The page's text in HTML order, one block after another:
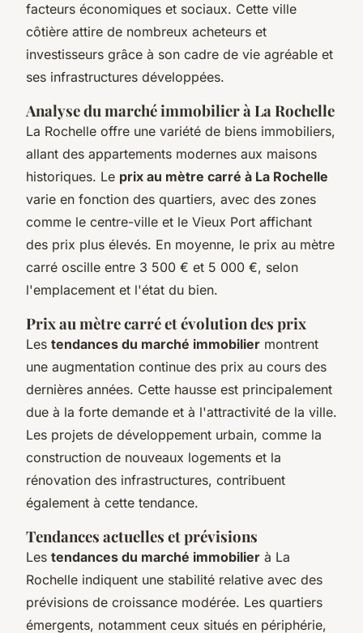
facteurs économiques et sociaux. Cette ville
côtière attire de nombreux acheteurs et
investisseurs grâce à son cadre de vie agréable et
ses infrastructures développées.
Analyse du marché immobilier à La Rochelle
La Rochelle offre une variété de biens immobiliers,
allant des appartements modernes aux maisons
historiques. Le prix au mètre carré à La Rochelle
varie en fonction des quartiers, avec des zones
comme le centre-ville et le Vieux Port affichant
des prix plus élevés. En moyenne, le prix au mètre
carré oscille entre 3 500 € et 5 000 €, selon
l'emplacement et l'état du bien.
Prix au mètre carré et évolution des prix
Les tendances du marché immobilier montrent
une augmentation continue des prix au cours des
dernières années. Cette hausse est principalement
due à la forte demande et à l'attractivité de la ville.
Les projets de développement urbain, comme la
construction de nouveaux logements et la
rénovation des infrastructures, contribuent
également à cette tendance.
Tendances actuelles et prévisions
Les tendances du marché immobilier à La
Rochelle indiquent une stabilité relative avec des
prévisions de croissance modérée. Les quartiers
émergents, notamment ceux situés en périphérie,